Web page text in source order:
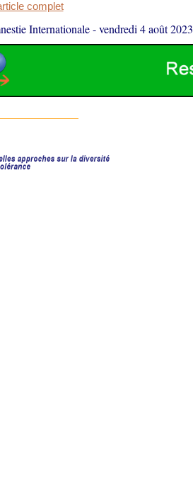
complet
Internationale-vendredi 4 août 2023